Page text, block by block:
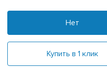
Нет
Купить в 1 клик